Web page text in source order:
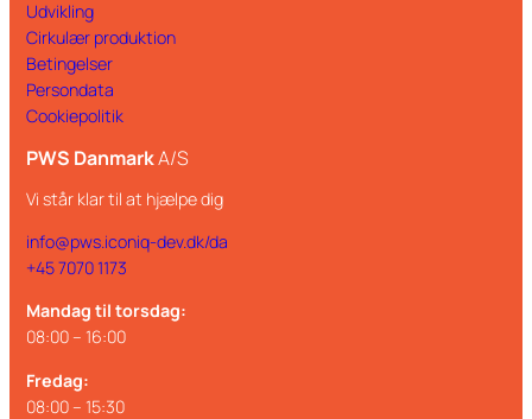
Udvikling
Cirkulær produktion
Betingelser
Persondata
Cookiepolitik
PWS DanmarkA/S
Vi står klar til at hjælpe dig
info@pws.iconiq-dev.dk/da
+45 7070 1173
Mandag til torsdag:
08:00 – 16:00
Fredag:
08:00 – 15:30